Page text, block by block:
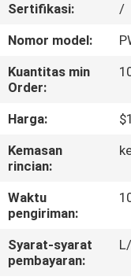
TUR
PABRIK
HUBUNGI
KAMI
PERMINTAAN
BLOG/NEWS
Sertifikasi:
/
Nomor model:
Kuantitas min
Order:
Harga:
Kemasan
rincian:
Waktu
pengiriman:
Syarat-syarat
pembayaran: